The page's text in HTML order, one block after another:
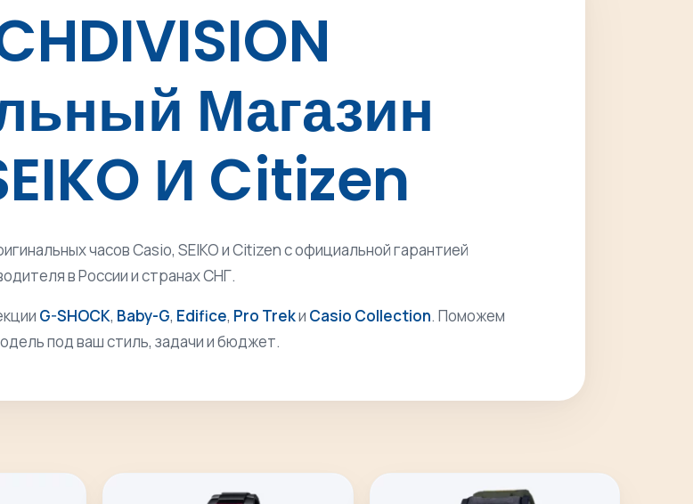
Магазин
И Citizen
часов Casio, SEIKO и Citizen с официальной гарантией
в России и странах СНГ.
G-SHOCK, Baby-G, Edifice, Pro Trekи Casio Collection. Поможем
под ваш стиль, задачи и бюджет.